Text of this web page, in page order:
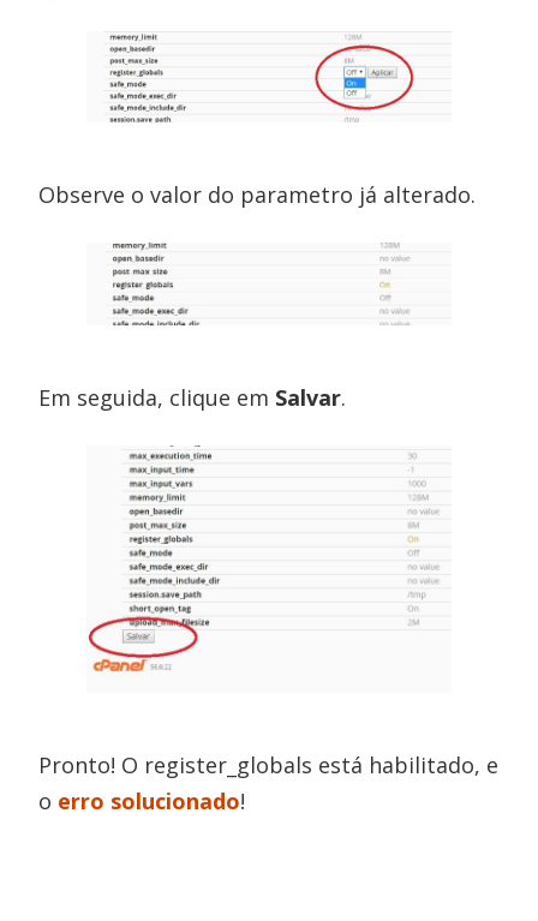
Observe o valor do parametro já alterado.
Em seguida, clique em Salvar.
Pronto! O register_globals está habilitado, e
o erro solucionado!